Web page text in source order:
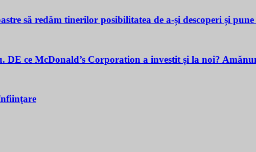
să redăm tinerilor posibilitatea de a-și descoperi și
ce McDonald’s Corporation a investit și la noi?